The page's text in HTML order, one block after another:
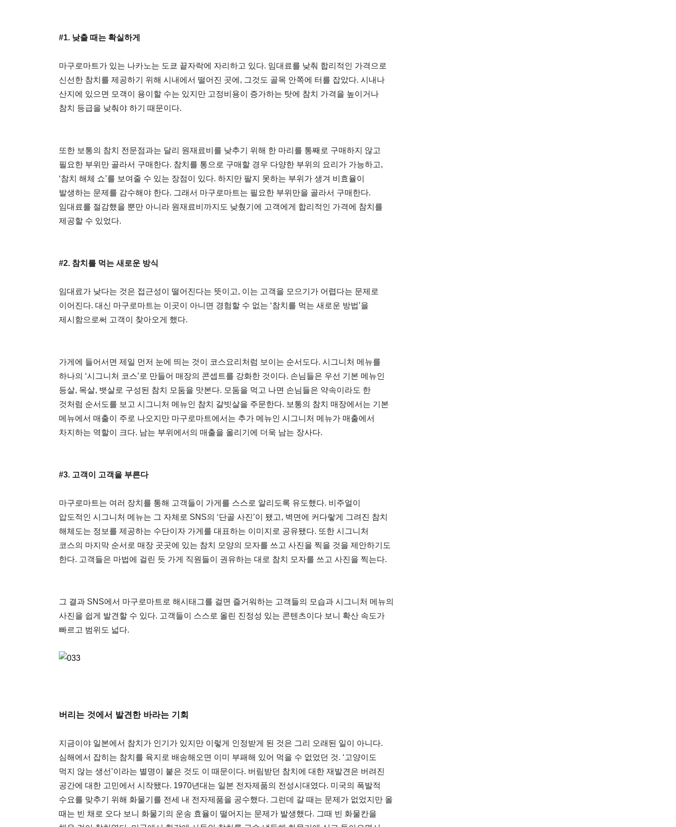
#1. 낮출 때는 확실하게
마구로마트가 있는 나카노는 도쿄 끝자락에 자리하고 있다. 임대료를 낮춰 합리적인 가격으로
신선한 참치를 제공하기 위해 시내에서 떨어진 곳에, 그것도 골목 안쪽에 터를 잡았다. 시내나
산지에 있으면 모객이 용이할 수는 있지만 고정비용이 증가하는 탓에 참치 가격을 높이거나
참치 등급을 낮춰야 하기 때문이다.
또한 보통의 참치 전문점과는 달리 원재료비를 낮추기 위해 한 마리를 통째로 구매하지 않고
필요한 부위만 골라서 구매한다. 참치를 통으로 구매할 경우 다양한 부위의 요리가 가능하고,
‘참치 해체 쇼’를 보여줄 수 있는 장점이 있다. 하지만 팔지 못하는 부위가 생겨 비효율이
발생하는 문제를 감수해야 한다. 그래서 마구로마트는 필요한 부위만을 골라서 구매한다.
임대료를 절감했을 뿐만 아니라 원재료비까지도 낮췄기에 고객에게 합리적인 가격에 참치를
제공할 수 있었다.
#2. 참치를 먹는 새로운 방식
임대료가 낮다는 것은 접근성이 떨어진다는 뜻이고, 이는 고객을 모으기가 어렵다는 문제로
이어진다. 대신 마구로마트는 이곳이 아니면 경험할 수 없는 ‘참치를 먹는 새로운 방법’을
제시함으로써 고객이 찾아오게 했다.
가게에 들어서면 제일 먼저 눈에 띄는 것이 코스요리처럼 보이는 순서도다. 시그니처 메뉴를
하나의 ‘시그니처 코스’로 만들어 매장의 콘셉트를 강화한 것이다. 손님들은 우선 기본 메뉴인
등살, 목살, 뱃살로 구성된 참치 모둠을 맛본다. 모둠을 먹고 나면 손님들은 약속이라도 한
것처럼 순서도를 보고 시그니처 메뉴인 참치 갈빗살을 주문한다. 보통의 참치 매장에서는 기본
메뉴에서 매출이 주로 나오지만 마구로마트에서는 추가 메뉴인 시그니처 메뉴가 매출에서
차지하는 역할이 크다. 남는 부위에서의 매출을 올리기에 더욱 남는 장사다.
#3. 고객이 고객을 부른다
마구로마트는 여러 장치를 통해 고객들이 가게를 스스로 알리도록 유도했다. 비주얼이
압도적인 시그니처 메뉴는 그 자체로 SNS의 ‘단골 사진’이 됐고, 벽면에 커다랗게 그려진 참치
해체도는 정보를 제공하는 수단이자 가게를 대표하는 이미지로 공유됐다. 또한 시그니처
코스의 마지막 순서로 매장 곳곳에 있는 참치 모양의 모자를 쓰고 사진을 찍을 것을 제안하기도
한다. 고객들은 마법에 걸린 듯 가게 직원들이 권유하는 대로 참치 모자를 쓰고 사진을 찍는다.
그 결과 SNS에서 마구로마트로 해시태그를 걸면 즐거워하는 고객들의 모습과 시그니처 메뉴의
사진을 쉽게 발견할 수 있다. 고객들이 스스로 올린 진정성 있는 콘텐츠이다 보니 확산 속도가
빠르고 범위도 넓다.
버리는 것에서 발견한 바라는 기회
지금이야 일본에서 참치가 인기가 있지만 이렇게 인정받게 된 것은 그리 오래된 일이 아니다.
심해에서 잡히는 참치를 육지로 배송해오면 이미 부패해 있어 먹을 수 없었던 것. ‘고양이도
먹지 않는 생선’이라는 별명이 붙은 것도 이 때문이다. 버림받던 참치에 대한 재발견은 버려진
공간에 대한 고민에서 시작됐다. 1970년대는 일본 전자제품의 전성시대였다. 미국의 폭발적
수요를 맞추기 위해 화물기를 전세 내 전자제품을 공수했다. 그런데 갈 때는 문제가 없었지만 올
때는 빈 채로 오다 보니 화물기의 운송 효율이 떨어지는 문제가 발생했다. 그때 빈 화물칸을